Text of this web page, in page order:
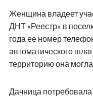
Женщина владеет
ДНТ «Реестр» в
года ее номер
автоматического
территорию она могла
Дачница потребовала